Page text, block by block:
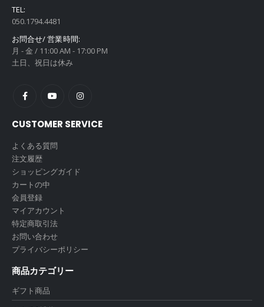
TEL:
050.1794.4481
お問合せ/ 営業時間:
月 - 金 / 11:00 AM - 17:00 PM
土日、祝日は休み
CUSTOMER SERVICE
よくある質問
注文履歴
ショッピングガイド
カートの中
会員登録
マイアカウント
特定商取引法
お問い合わせ
プライバシーポリシー
商品カテゴリー
ギフト商品